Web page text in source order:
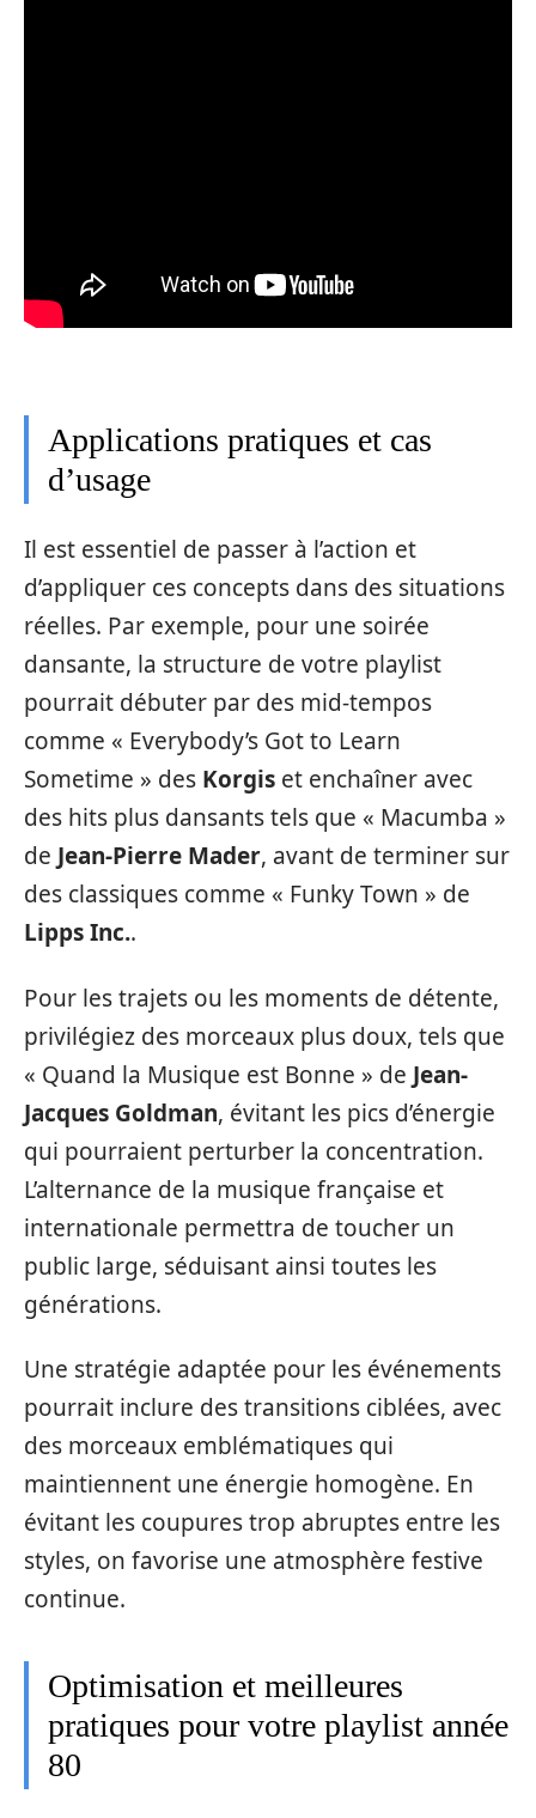
Applications pratiques et cas
d’usage
Il est essentiel de passer à l’action et
d’appliquer ces concepts dans des situations
réelles. Par exemple, pour une soirée
dansante, la structure de votre playlist
pourrait débuter par des mid-tempos
comme « Everybody’s Got to Learn
Sometime » des Korgis et enchaîner avec
des hits plus dansants tels que « Macumba »
de Jean-Pierre Mader, avant de terminer sur
des classiques comme « Funky Town » de
Lipps Inc..
Pour les trajets ou les moments de détente,
privilégiez des morceaux plus doux, tels que
« Quand la Musique est Bonne » de Jean-
Jacques Goldman, évitant les pics d’énergie
qui pourraient perturber la concentration.
L’alternance de la musique française et
internationale permettra de toucher un
public large, séduisant ainsi toutes les
générations.
Une stratégie adaptée pour les événements
pourrait inclure des transitions ciblées, avec
des morceaux emblématiques qui
maintiennent une énergie homogène. En
évitant les coupures trop abruptes entre les
styles, on favorise une atmosphère festive
continue.
Optimisation et meilleures
pratiques pour votre playlist année
80